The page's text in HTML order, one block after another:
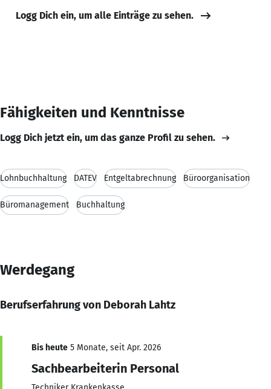
Logg Dich ein, um alle Einträge zu sehen.
Fähigkeiten und Kenntnisse
Logg Dich jetzt ein, um das ganze Profil zu sehen.
Lohnbuchhaltung DATEV Entgeltabrechnung Büroorganisation
Büromanagement Buchhaltung
Werdegang
Berufserfahrung von Deborah Lahtz
Bis heute 5 Monate, seit Apr. 2026
Sachbearbeiterin Personal